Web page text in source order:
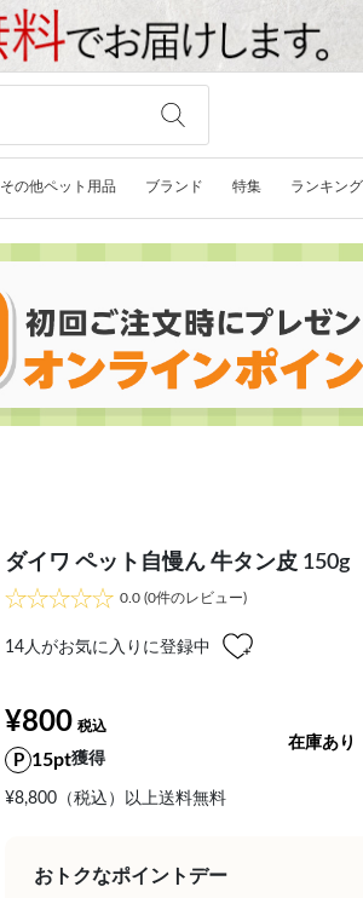
その他ペット用品 ブランド 特集 ランキング
ダイワ ペット自慢ん 牛タン皮 150g
0.0 (0件のレビュー)
14人がお気に入りに登録中
¥800
15pt獲得
¥8,800（税込）以上送料無料
在庫あり
おトクなポイントデー